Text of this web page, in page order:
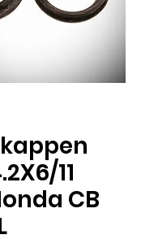
11
CB